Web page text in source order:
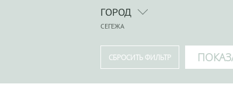
ГОРОД
СЕГЕЖА